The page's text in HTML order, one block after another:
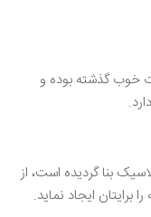
خوب گذشته بوده و
بنا گردیده است، از
ایجاد نماید.